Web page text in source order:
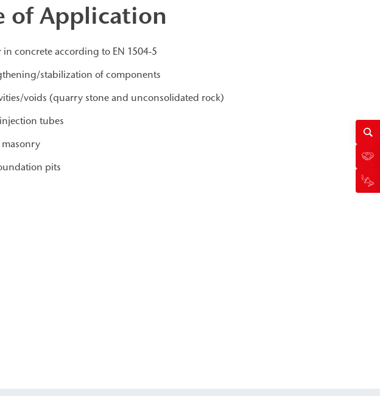
of Application
in concrete according to EN 1504-5
stabilization of components
voids (quarry stone and unconsolidated rock)
tubes
pits